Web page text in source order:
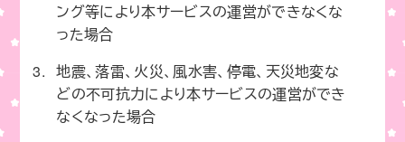
ング等により本サービスの運営ができなくな
った場合
地震、落雷、火災、風水害、停電、天災地変な
どの不可抗力により本サービスの運営ができ
なくなった場合